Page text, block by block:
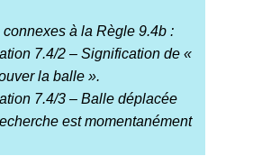
à la Règle 9.4b :
7.4/2 – Signification de «
la balle ».
7.4/3 – Balle déplacée
est momentanément